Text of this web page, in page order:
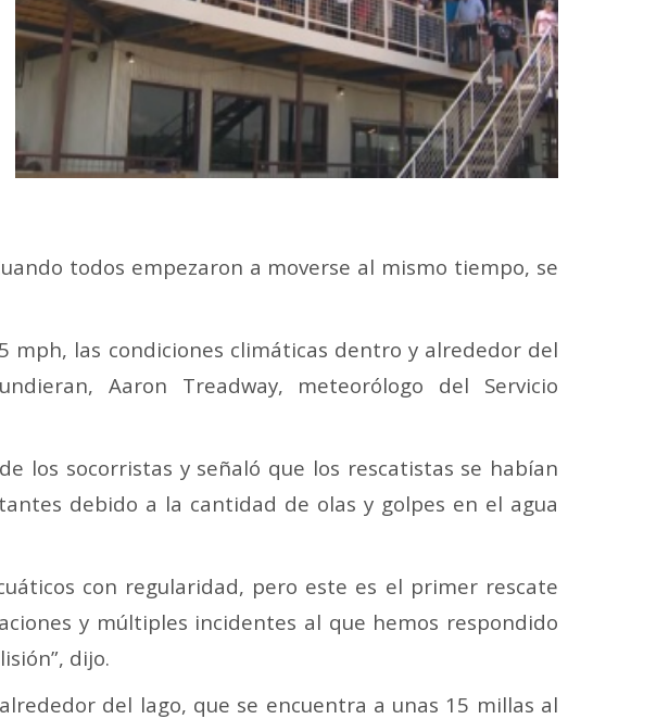
todos empezaron a moverse al mismo tiempo, se
las condiciones climáticas dentro y alrededor del
Aaron Treadway, meteorólogo del Servicio
los socorristas y señaló que los rescatistas se habían
debido a la cantidad de olas y golpes en el agua
con regularidad, pero este es el primer rescate
y múltiples incidentes al que hemos respondido
dijo.
del lago, que se encuentra a unas 15 millas al